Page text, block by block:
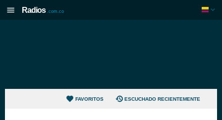
Radios .com.co
FAVORITOS ESCUCHADO RECIENTEMENTE